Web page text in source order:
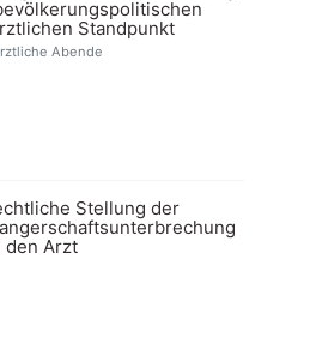
Standpunkt
Abende
Stellung der
den Arzt